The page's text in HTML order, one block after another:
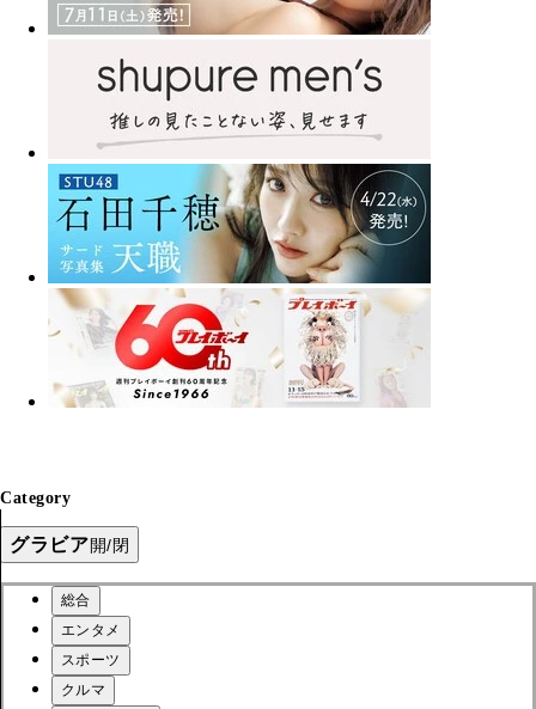
Category
グラビア開/閉
総合
エンタメ
スポーツ
クルマ